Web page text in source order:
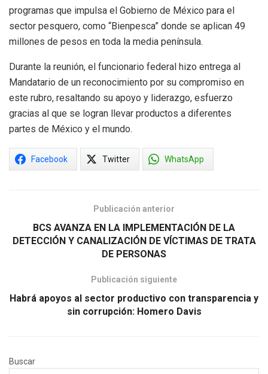
programas que impulsa el Gobierno de México para el
sector pesquero, como “Bienpesca” donde se aplican 49
millones de pesos en toda la media península.
Durante la reunión, el funcionario federal hizo entrega al
Mandatario de un reconocimiento por su compromiso en
este rubro, resaltando su apoyo y liderazgo, esfuerzo
gracias al que se logran llevar productos a diferentes
partes de México y el mundo.
Facebook Twitter WhatsApp
Publicación anterior
BCS AVANZA EN LA IMPLEMENTACIÓN DE LA
DETECCIÓN Y CANALIZACIÓN DE VÍCTIMAS DE TRATA
DE PERSONAS
Publicación siguiente
Habrá apoyos al sector productivo con transparencia y
sin corrupción: Homero Davis
Buscar